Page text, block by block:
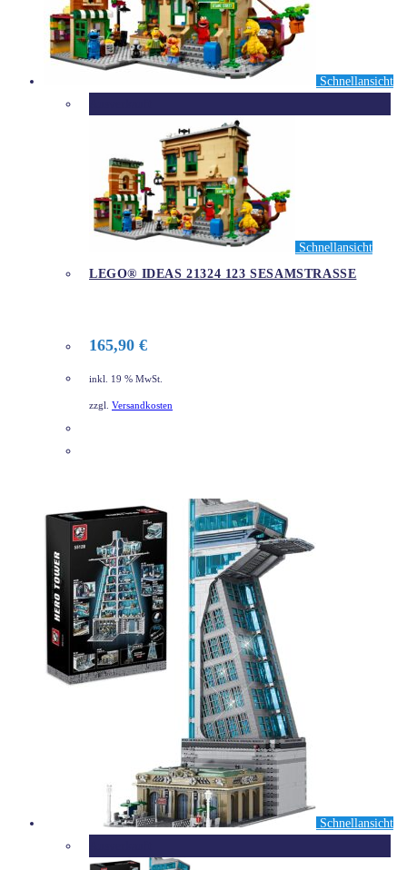
Schnellansicht
Schnellansicht
LEGO® IDEAS 21324 123 SESAMSTRASSE
165,90 €
inkl. 19 % MwSt.
zzgl. Versandkosten
Schnellansicht